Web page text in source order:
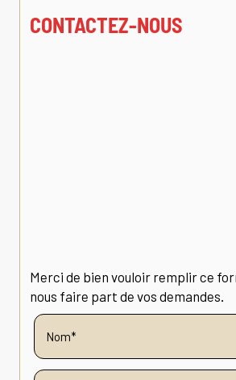
CONTACTEZ-NOUS
Merci de bien vouloir remplir ce
nous faire part de vos demandes.